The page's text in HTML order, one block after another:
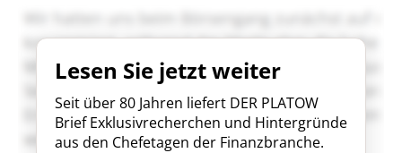
Lesen Sie jetzt weiter
Seit über 80 Jahren liefert DER PLATOW
Brief Exklusivrecherchen und Hintergründe
aus den Chefetagen der Finanzbranche.